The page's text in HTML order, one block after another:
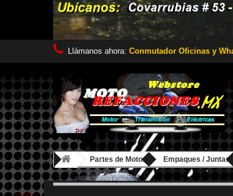
Llámanos ahora: Conmutador Oficinas y
Partes de Motor Empaques / Juntas